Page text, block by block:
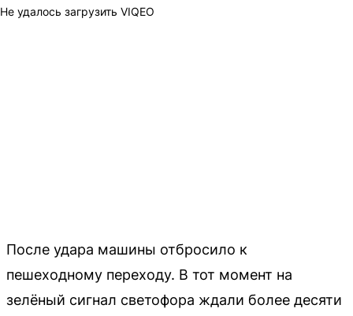
Не удалось загрузить VIQEO
После удара машины отбросило к
пешеходному переходу. В тот момент на
зелёный сигнал светофора ждали более десяти